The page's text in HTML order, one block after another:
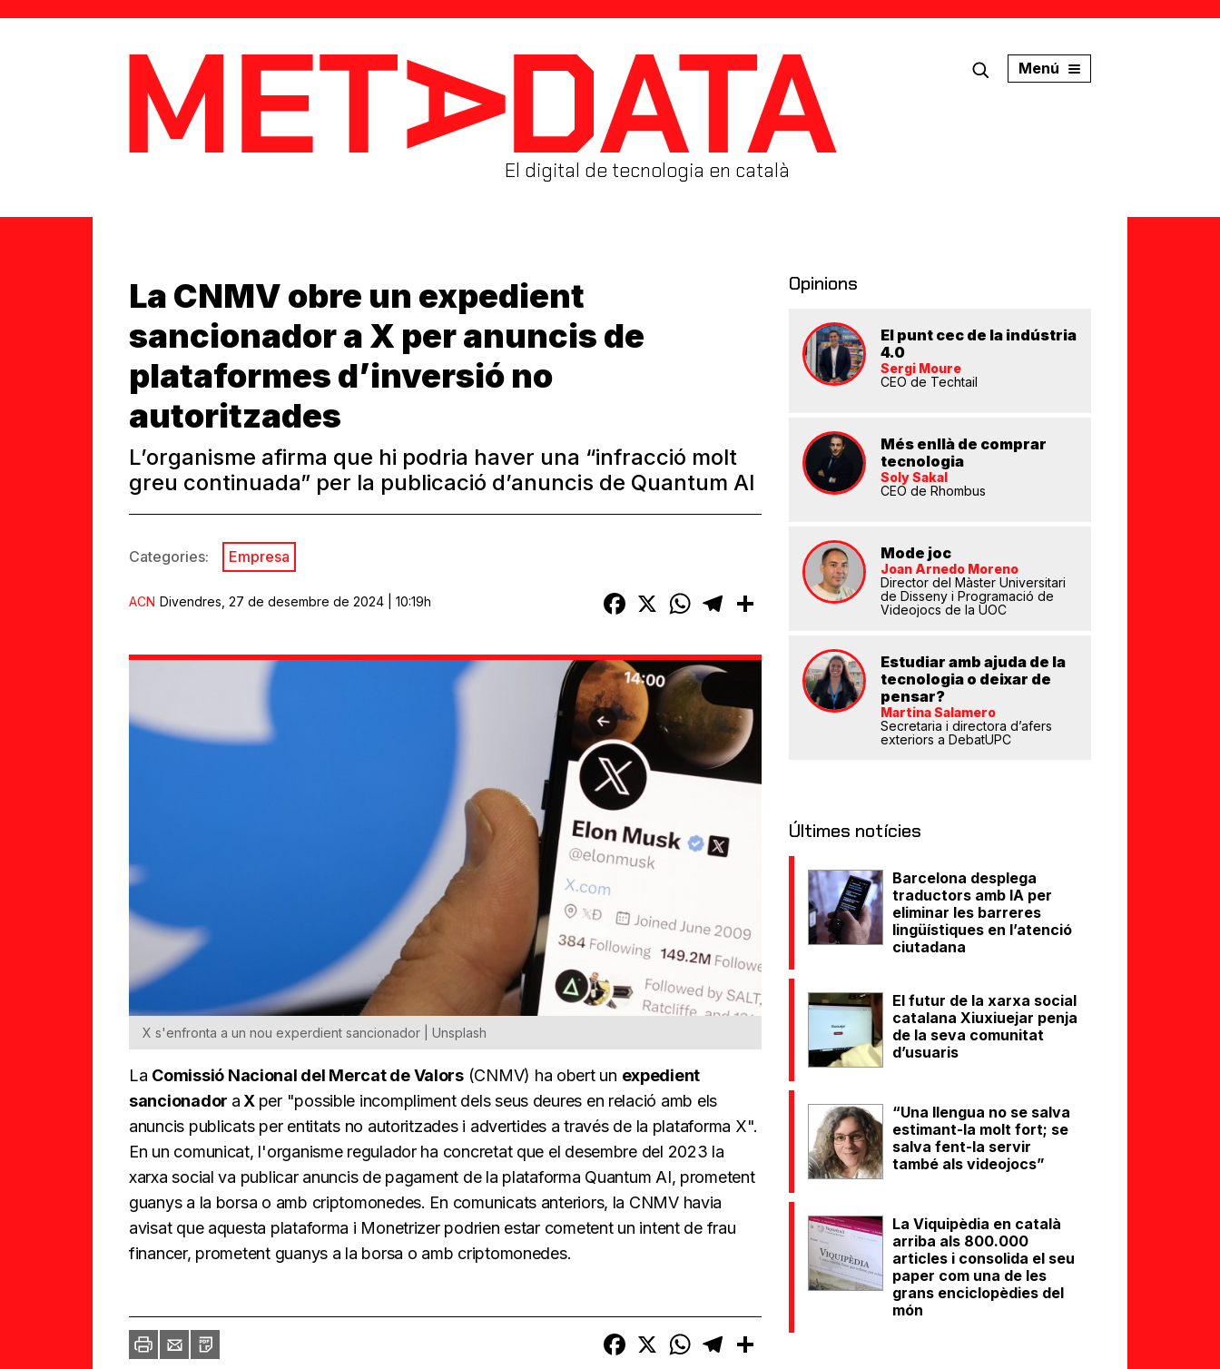
MetaData
El digital de tecnologia en català
Menú
La CNMV obre un expedient
sancionador a X per anuncis de
plataformes d’inversió no
autoritzades
L’organisme afirma que hi podria haver una “infracció molt
greu continuada” per la publicació d’anuncis de Quantum AI
Categories: Empresa
ACN Divendres, 27 de desembre de 2024 | 10:19h Facebook
X WhatsAppTelegramComparteix
X s'enfronta a un nou experdient sancionador | Unsplash
La Comissió Nacional del Mercat de Valors(CNMV) ha obert un expedient
sancionador a X per "possible incompliment dels seus deures en relació amb els
anuncis publicats per entitats no autoritzades i advertides a través de la plataforma X".
En un comunicat, l'organisme regulador ha concretat que el desembre del 2023 la
xarxa social va publicar anuncis de pagament de la plataforma Quantum AI, prometent
guanys a la borsa o amb criptomonedes. En comunicats anteriors, la CNMV havia
avisat que aquesta plataforma i Monetrizer podrien estar cometent un intent de frau
financer, prometent guanys a la borsa o amb criptomonedes.
ImprimirEnvia
un
PDF Facebook
X WhatsAppTelegramComparteix
Opinions
El punt cec de la indústria
4.0
Sergi Moure
CEO de Techtail
Més enllà de comprar
tecnologia
Soly Sakal
CEO de Rhombus
Mode joc
Joan Arnedo Moreno
Director del Màster Universitari
de Disseny i Programació de
Videojocs de la UOC
Estudiar amb ajuda de la
tecnologia o deixar de
pensar?
Martina Salamero
Secretaria i directora d’afers
exteriors a DebatUPC
Últimes notícies
Barcelona desplega
traductors amb IA per
eliminar les barreres
lingüístiques en l’atenció
ciutadana
El futur de la xarxa social
catalana Xiuxiuejar penja
de la seva comunitat
d’usuaris
“Una llengua no se salva
estimant-la molt fort; se
salva fent-la servir
també als videojocs”
La Viquipèdia en català
arriba als 800.000
articles i consolida el seu
paper com una de les
grans enciclopèdies del
món